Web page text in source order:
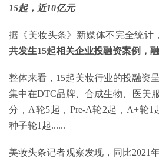
15起，近10亿元
据《美妆头条》新媒体不完全统计，
共发生15起相关企业投融资案例，
整体来看，15起美妆行业的投融资
集中在DTC品牌、合成生物、医美
分，A轮5起，Pre-A轮2起，A+轮1
种子轮1起......
美妆头条记者观察发现，同比2021